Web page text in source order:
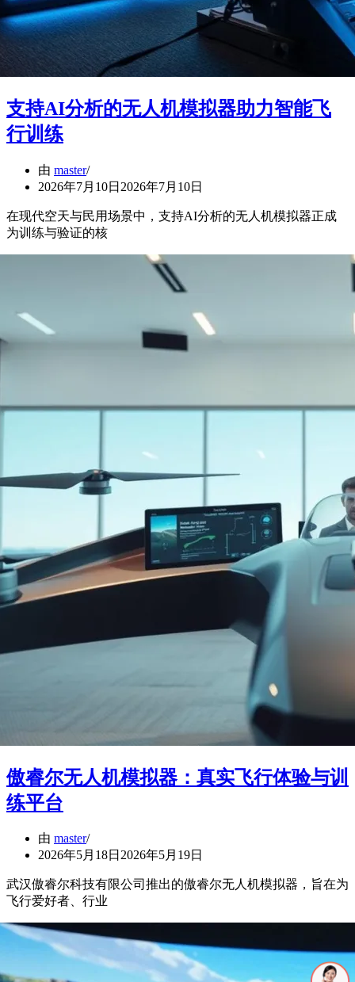
支持AI分析的无人机模拟器助力智能飞
行训练
由 master
2026年7月10日 2026年7月10日
在现代空天与民用场景中，支持AI分析的无人机模拟器正成
为训练与验证的核
傲睿尔无人机模拟器：真实飞行体验与训
练平台
由 master
2026年5月18日 2026年5月19日
武汉傲睿尔科技有限公司推出的傲睿尔无人机模拟器，旨在为
飞行爱好者、行业